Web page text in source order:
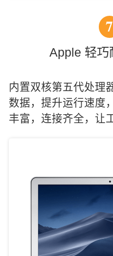
7
Apple 轻巧
内置双核第五代处理
数据，提升运行速度
丰富，连接齐全，让